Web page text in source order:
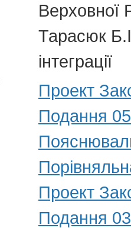
Верховної
Тарасюк
інтеграції
Проект
Подання
Проект
Подання